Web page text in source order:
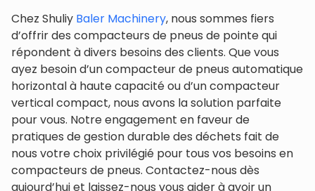
Chez Shuliy Baler Machinery, nous sommes fiers
d’offrir des compacteurs de pneus de pointe qui
répondent à divers besoins des clients. Que vous
ayez besoin d’un compacteur de pneus automatique
horizontal à haute capacité ou d’un compacteur
vertical compact, nous avons la solution parfaite
pour vous. Notre engagement en faveur de
pratiques de gestion durable des déchets fait de
nous votre choix privilégié pour tous vos besoins en
compacteurs de pneus. Contactez-nous dès
aujourd’hui et laissez-nous vous aider à avoir un